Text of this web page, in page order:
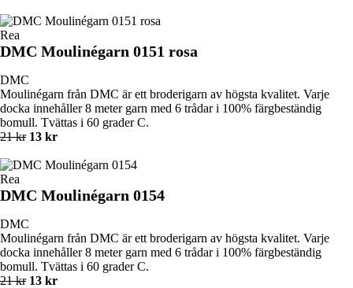
Rea
DMC Moulinégarn 0151 rosa
DMC
Moulinégarn från DMC är ett broderigarn av högsta kvalitet. Varje
docka innehåller 8 meter garn med 6 trådar i 100% färgbeständig
bomull. Tvättas i 60 grader C.
21 kr 13 kr
Rea
DMC Moulinégarn 0154
DMC
Moulinégarn från DMC är ett broderigarn av högsta kvalitet. Varje
docka innehåller 8 meter garn med 6 trådar i 100% färgbeständig
bomull. Tvättas i 60 grader C.
21 kr 13 kr